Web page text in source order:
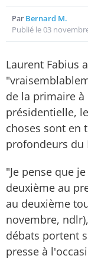
Par Bernard M.
Publié le 03
Laurent Fabius
de la primaire
présidentielle,
choses sont en
profondeurs du
"Je pense que
deuxième au
au deuxième
novembre,
débats portent
presse à